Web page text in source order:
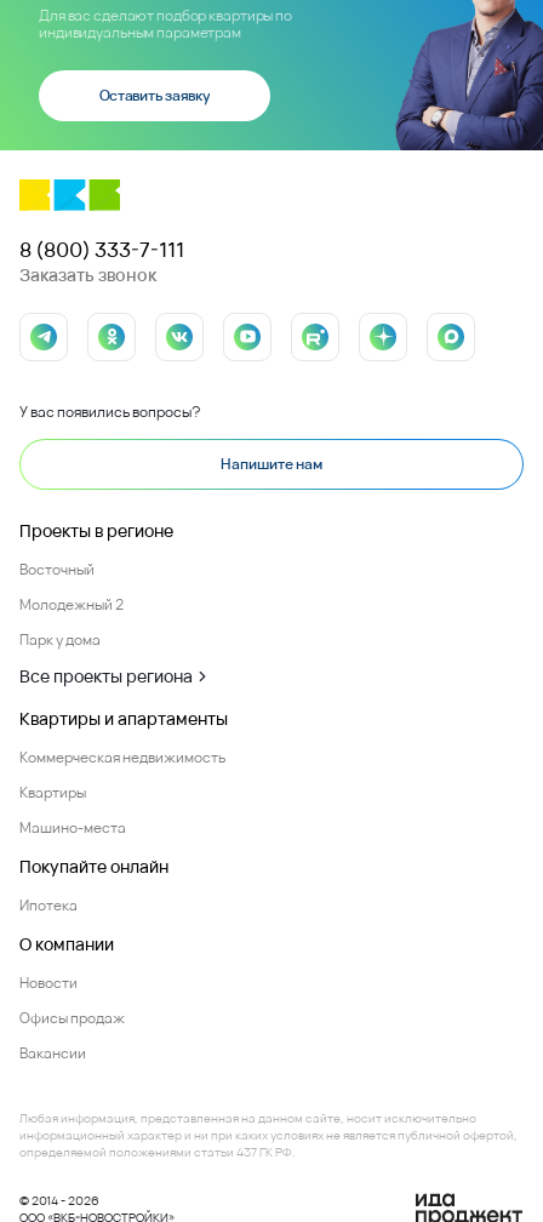
Для вас сделают подбор квартиры по
индивидуальным параметрам
Оставить заявку
8 (800) 333-7-111
Заказать звонок
У вас появились вопросы?
Напишите нам
Проекты в регионе
Восточный
Молодежный 2
Парк у дома
Все проекты региона
Квартиры и апартаменты
Коммерческая недвижимость
Квартиры
Машино-места
Покупайте онлайн
Ипотека
О компании
Новости
Офисы продаж
Вакансии
© 2014 - 2026
ООО «ВКБ-НОВОСТРОЙКИ»
Любая информация, представленная на данном сайте, носит исключительно
информационный характер и ни при каких условиях не является публичной офертой,
определяемой положениями статьи 437 ГК РФ.